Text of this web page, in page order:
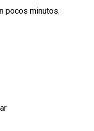
pocos minutos.